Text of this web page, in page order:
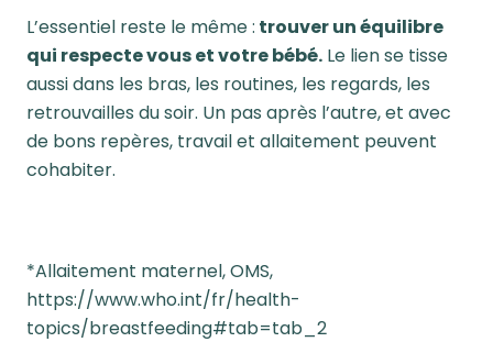
L’essentiel reste le même : trouver un équilibre
qui respectevous etvotre bébé. Le lien se tisse
aussi dans les bras, les routines, les regards, les
retrouvailles du soir. Un pas après l’autre, et avec
de bons repères, travail et allaitement peuvent
cohabiter.
*Allaitement maternel, OMS,
https://www.who.int/fr/health-
topics/breastfeeding#tab=tab_2